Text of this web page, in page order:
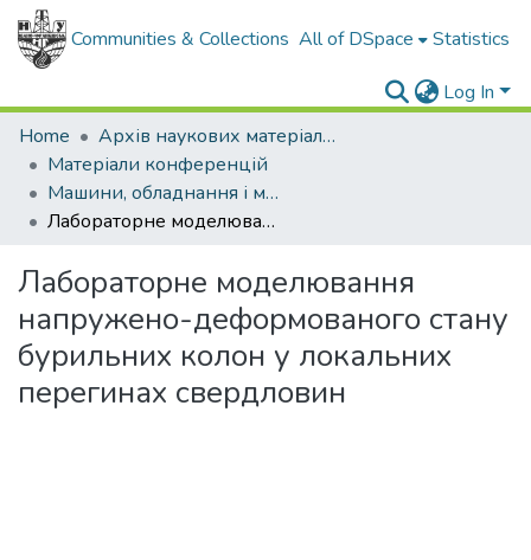
Communities & Collections All of DSpace Statistics
Log In
Home
Архів наукових матеріалів
Матеріали конференцій
Машини, обладнання і матеріали для нарощування вітчизняного видобутку нафти і газу PGE - 2018
Лабораторне моделювання напружено-деформованого стану бурильних колон у локальних перегинах свердловин
Лабораторне моделювання
напружено-деформованого стану
бурильних колон у локальних
перегинах свердловин